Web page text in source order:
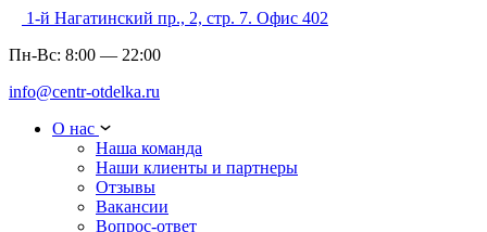
1-й Нагатинский пр., 2, стр. 7. Офис 402
Пн-Вс: 8:00 — 22:00
info@centr-otdelka.ru
О нас
Наша команда
Наши клиенты и партнеры
Отзывы
Вакансии
Вопрос-ответ